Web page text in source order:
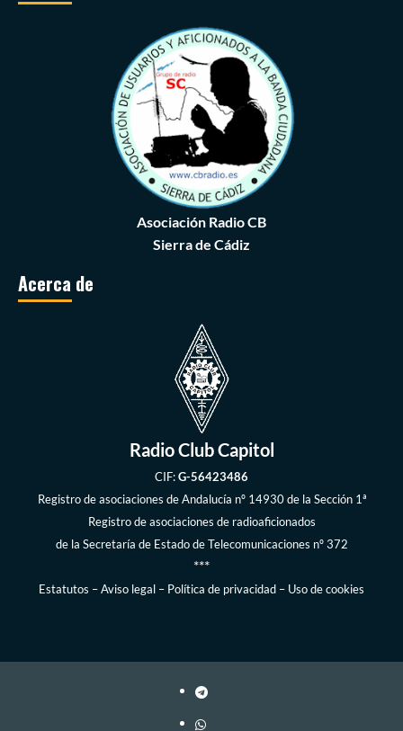
Asociación Radio CB
Sierra de Cádiz
Acerca de
Radio Club Capitol
CIF:G-56423486
Registro de asociaciones de Andalucía nº 14930 de la Sección 1ª
Registro de asociaciones de radioaficionados
de la Secretaría de Estado de Telecomunicaciones nº 372
***
Estatutos –Aviso legal – Política de privacidad – Uso de cookies